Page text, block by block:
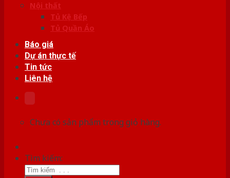
Nội thất
Tủ Kệ Bếp
Tủ Quần Áo
Báo giá
Dự án thực tế
Tin tức
Liên hệ
Chưa có sản phẩm trong giỏ hàng.
Tìm kiếm: